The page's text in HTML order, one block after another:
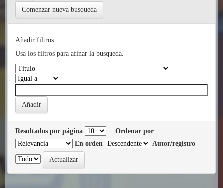
Comenzar nueva busqueda
Añadir filtros:
Usa los filtros para afinar la busqueda.
Resultados por página
Ordenar por
En orden
Autor/registro